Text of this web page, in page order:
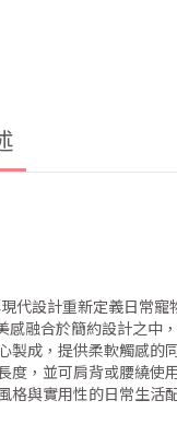
代設計重新定義日常寵
感融合於簡約設計之
製成，提供柔軟觸感
度，並可肩背或腰繞使
格與實用性的日常生活